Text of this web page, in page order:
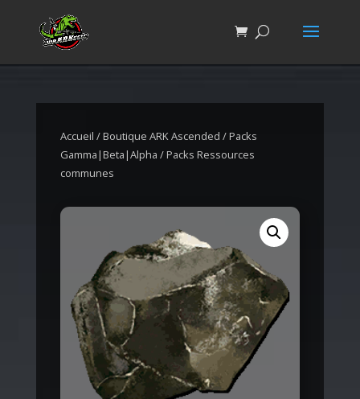
Accueil /Boutique ARK Ascended /Packs
Gamma|Beta|Alpha / Packs Ressources
communes